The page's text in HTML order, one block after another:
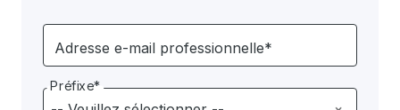
Adresse e-mail professionnelle*
Préfixe*